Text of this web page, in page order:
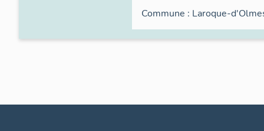
Commune : Laroque-